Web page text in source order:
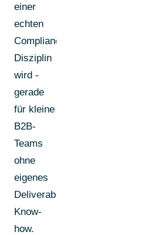
einer
echten
Compliance-
Disziplin
wird -
gerade
für kleine
B2B-
Teams
ohne
eigenes
Deliverability-
Know-
how.